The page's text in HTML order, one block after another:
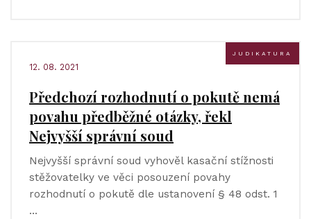
JUDIKATURA
12. 08. 2021
Předchozí rozhodnutí o pokutě nemá
povahu předběžné otázky, řekl
Nejvyšší správní soud
Nejvyšší správní soud vyhověl kasační stížnosti
stěžovatelky ve věci posouzení povahy
rozhodnutí o pokutě dle ustanovení § 48 odst. 1
…